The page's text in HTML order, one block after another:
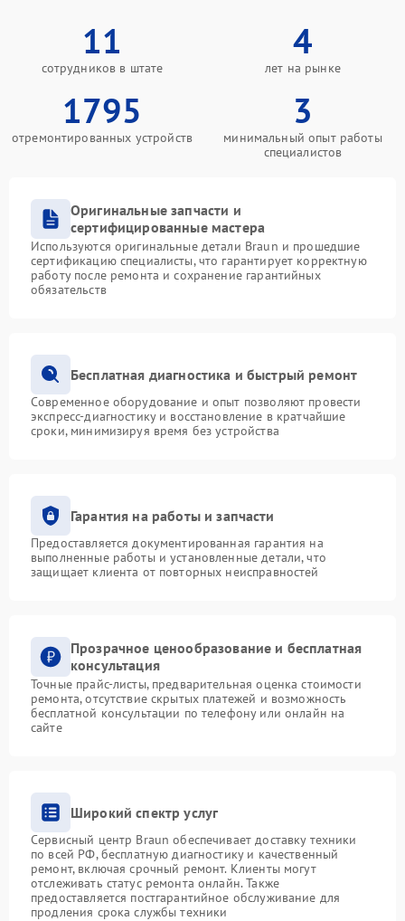
11
сотрудников в штате
4
лет на рынке
1795
отремонтированных устройств
3
минимальный опыт работы
специалистов
Оригинальные запчасти и
сертифицированные мастера
Используются оригинальные детали Braun и прошедшие
сертификацию специалисты, что гарантирует корректную
работу после ремонта и сохранение гарантийных
обязательств
Бесплатная диагностика и быстрый ремонт
Современное оборудование и опыт позволяют провести
экспресс-диагностику и восстановление в кратчайшие
сроки, минимизируя время без устройства
Гарантия на работы и запчасти
Предоставляется документированная гарантия на
выполненные работы и установленные детали, что
защищает клиента от повторных неисправностей
Прозрачное ценообразование и бесплатная
консультация
Точные прайс-листы, предварительная оценка стоимости
ремонта, отсутствие скрытых платежей и возможность
бесплатной консультации по телефону или онлайн на
сайте
Широкий спектр услуг
Сервисный центр Braun обеспечивает доставку техники
по всей РФ, бесплатную диагностику и качественный
ремонт, включая срочный ремонт. Клиенты могут
отслеживать статус ремонта онлайн. Также
предоставляется постгарантийное обслуживание для
продления срока службы техники